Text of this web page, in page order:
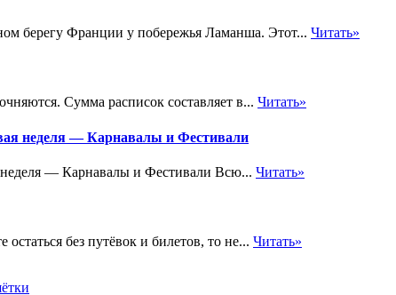
берегу Франции у побережья Ламанша. Этот... Читать»
Сумма расписок составляет в... Читать»
неделя — Карнавалы и Фестивали
— Карнавалы и Фестивали Всю... Читать»
без путёвок и билетов, то не... Читать»